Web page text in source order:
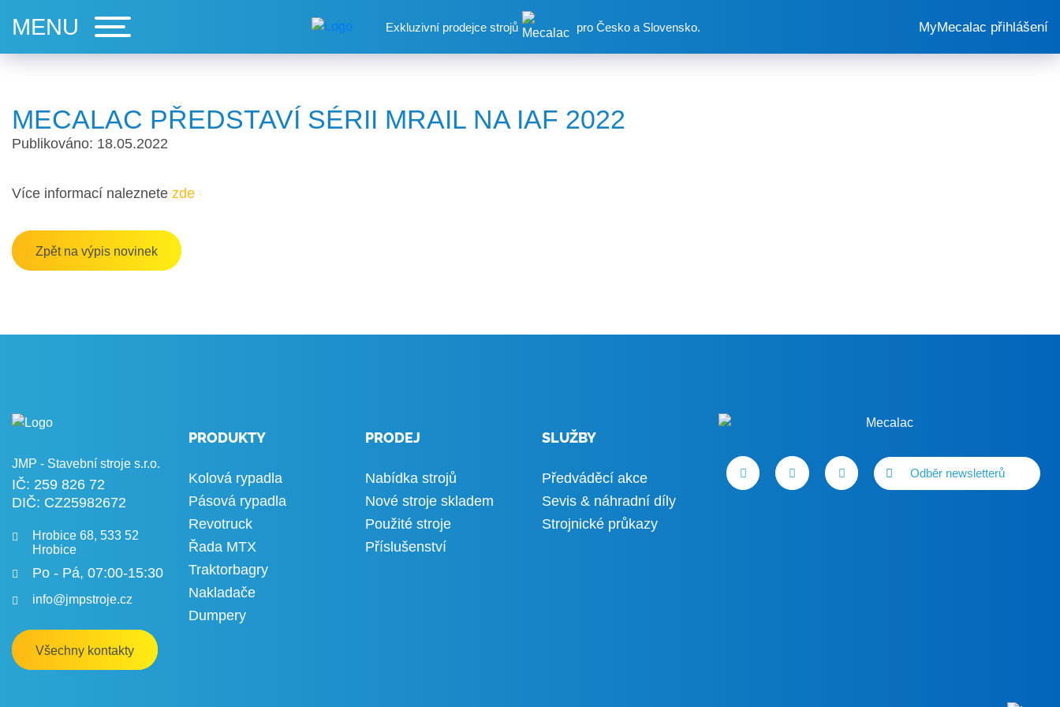
Exkluzivní prodejce strojů pro Česko a Slovensko. MyMecalac přihlášení
MECALAC PŘEDSTAVÍ SÉRII MRAIL NA IAF 2022
Publikováno: 18.05.2022
Více informací naleznete zde
Zpět na výpis novinek
JMP - Stavební stroje s.r.o.
IČ: 259 826 72
DIČ: CZ25982672
Hrobice 68, 533 52
Hrobice
Po - Pá, 07:00-15:30
info@jmpstroje.cz
Všechny kontakty
PRODUKTY
Kolová rypadla
Pásová rypadla
Revotruck
Řada MTX
Traktorbagry
Nakladače
Dumpery
PRODEJ
Nabídka strojů
Nové stroje skladem
Použité stroje
Příslušenství
SLUŽBY
Předváděcí akce
Sevis & náhradní díly
Strojnické průkazy
Odběr newsletterů